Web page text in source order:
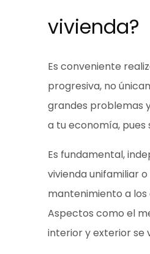
vivienda?
Es conveniente
progresiva, no
grandes problemas
a tu economía,
Es fundamental,
vivienda unifamiliar
mantenimiento a
Aspectos como el
interior y exterior se